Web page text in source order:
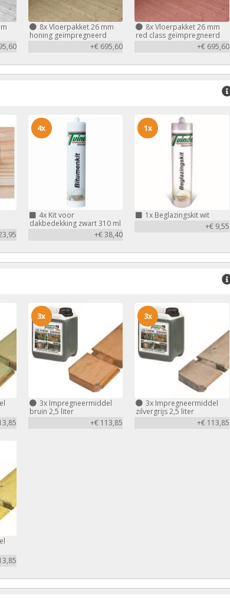
8xVloerpakket 26 mm
honing geïmpregneerd
+€ 695,60
8xVloerpakket 26 mm
red class geïmpregneerd
+€ 695,60
4xKit voor
dakbedekking zwart 310 ml
+€ 38,40
4x
1x Beglazingskit wit
+€ 9,55
1x
3xImpregneermiddel
bruin 2,5 liter
+€ 113,85
3x
3x Impregneermiddel
zilvergrijs 2,5 liter
+€ 113,85
3x